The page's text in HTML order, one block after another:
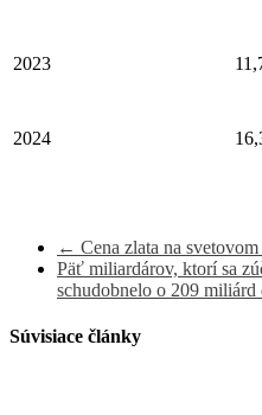
2023
2024
← Cena zlata na
Päť miliardárov, ktorí sa
schudobnelo o 209 miliárd
Súvisiace články